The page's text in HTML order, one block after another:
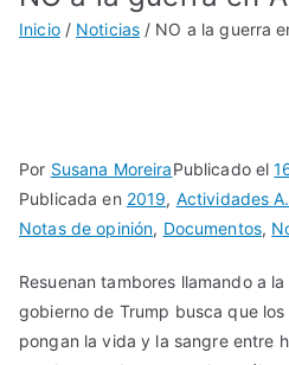
Inicio Noticias NO a la guerra
Por Susana MoreiraPublicado el
Publicada en 2019, Actividades
Notas de opinión, Documentos,
Resuenan tambores llamando a
gobierno de Trump busca que
pongan la vida y la sangre entre